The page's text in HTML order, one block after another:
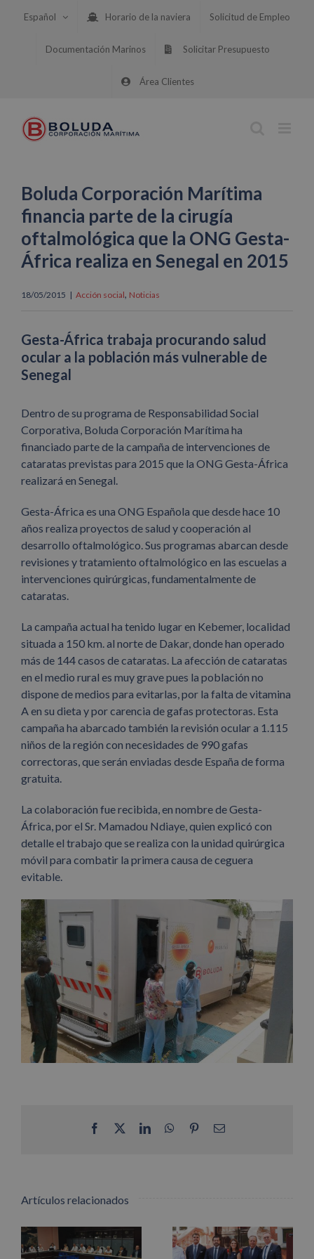
Español Horario de la naviera Solicitud de Empleo
Documentación Marinos Solicitar Presupuesto
Área Clientes
Boluda Corporación Marítima
financia parte de la cirugía
oftalmológica que la ONG Gesta-
África realiza en Senegal en 2015
18/05/2015 | Acción social, Noticias
Gesta-África trabaja procurando salud
ocular a la población más vulnerable de
Senegal
Dentro de su programa de Responsabilidad Social
Corporativa, Boluda Corporación Marítima ha
financiado parte de la campaña de intervenciones de
cataratas previstas para 2015 que la ONG Gesta-África
realizará en Senegal.
Gesta-África es una ONG Española que desde hace 10
años realiza proyectos de salud y cooperación al
desarrollo oftalmológico. Sus programas abarcan desde
revisiones y tratamiento oftalmológico en las escuelas a
intervenciones quirúrgicas, fundamentalmente de
cataratas.
La campaña actual ha tenido lugar en Kebemer, localidad
situada a 150 km. al norte de Dakar, donde han operado
más de 144 casos de cataratas. La afección de cataratas
en el medio rural es muy grave pues la población no
dispone de medios para evitarlas, por la falta de vitamina
A en su dieta y por carencia de gafas protectoras. Esta
campaña ha abarcado también la revisión ocular a 1.115
niños de la región con necesidades de 990 gafas
correctoras, que serán enviadas desde España de forma
gratuita.
La colaboración fue recibida, en nombre de Gesta-
África, por el Sr. Mamadou Ndiaye, quien explicó con
detalle el trabajo que se realiza con la unidad quirúrgica
móvil para combatir la primera causa de ceguera
evitable.
Facebook LinkedInWhatsApp
PinterestCorreo
Artículos relacionados